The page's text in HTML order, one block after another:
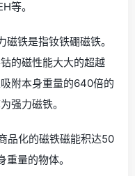
等。
铁是指钕铁硼磁铁。
的磁性能大大的超越
附本身重量的640倍的
强力磁铁。
品化的磁铁磁能积达50
量的物体。